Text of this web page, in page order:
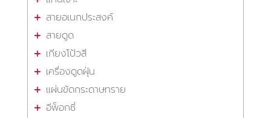
สายอเนกประสงค์
สายดูด
เกียงโป้วสี
เครื่องดูดฝุ่น
แผ่นขัดกระดาษทราย
อีพ็อกซี่